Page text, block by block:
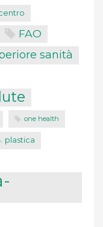
FAO
sanità
one health
plastica